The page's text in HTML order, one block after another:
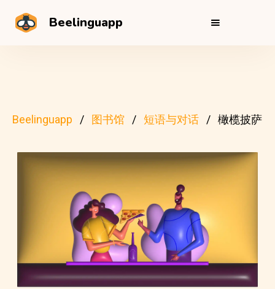
Beelinguapp
Beelinguapp 图书馆 短语与对话 橄榄披萨